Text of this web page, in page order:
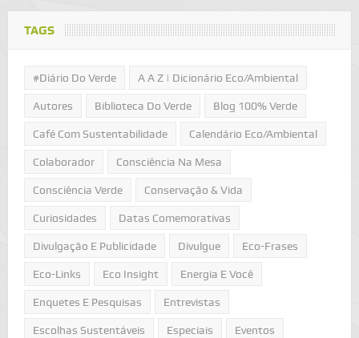
TAGS
#Diário Do Verde A A Z | Dicionário Eco/Ambiental
Autores Biblioteca Do Verde Blog 100% Verde
Café Com Sustentabilidade Calendário Eco/Ambiental
Colaborador Consciência Na Mesa
Consciência Verde Conservação & Vida
Curiosidades Datas Comemorativas
Divulgação E Publicidade Divulgue Eco-Frases
Eco-Links Eco Insight Energia E Você
Enquetes E Pesquisas Entrevistas
Escolhas Sustentáveis Especiais Eventos